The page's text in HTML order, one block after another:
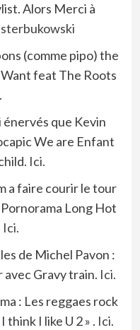
Alors Merci à
(comme pipo) the
Want feat The Roots
énervés que Kevin
We are Enfant
Ici.
a faire courir le tour
Long Hot
Ici.
de Michel Pavon :
avec Gravy train. Ici.
: Les reggaes rock
think I like U 2 » . Ici.